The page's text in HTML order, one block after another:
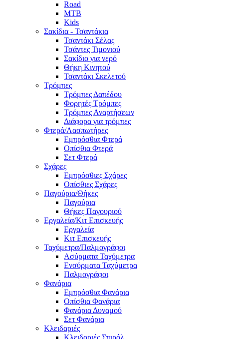
Road
MTB
Kids
Σακίδια - Τσαντάκια
Τσαντάκι Σέλας
Τσάντες Τιμονιού
Σακίδιο για νερό
Θήκη Κινητού
Τσαντάκι Σκελετού
Τρόμπες
Τρόμπες Δαπέδου
Φορητές Τρόμπες
Τρόμπες Αναρτήσεων
Διάφορα για τρόμπες
Φτερά/Λασπωτήρες
Εμπρόσθια Φτερά
Οπίσθια Φτερά
Σετ Φτερά
Σχάρες
Εμπρόσθιες Σχάρες
Οπίσθιες Σχάρες
Παγούρια/Θήκες
Παγούρια
Θήκες Παγουριού
Εργαλεία/Κιτ Επισκευής
Εργαλεία
Κιτ Επισκευής
Ταχύμετρα/Παλμογράφοι
Ασύρματα Ταχύμετρα
Ενσύρματα Ταχύμετρα
Παλμογράφοι
Φανάρια
Εμπρόσθια Φανάρια
Οπίσθια Φανάρια
Φανάρια Δυναμού
Σετ Φανάρια
Κλειδαριές
Κλειδαριές Σπιράλ